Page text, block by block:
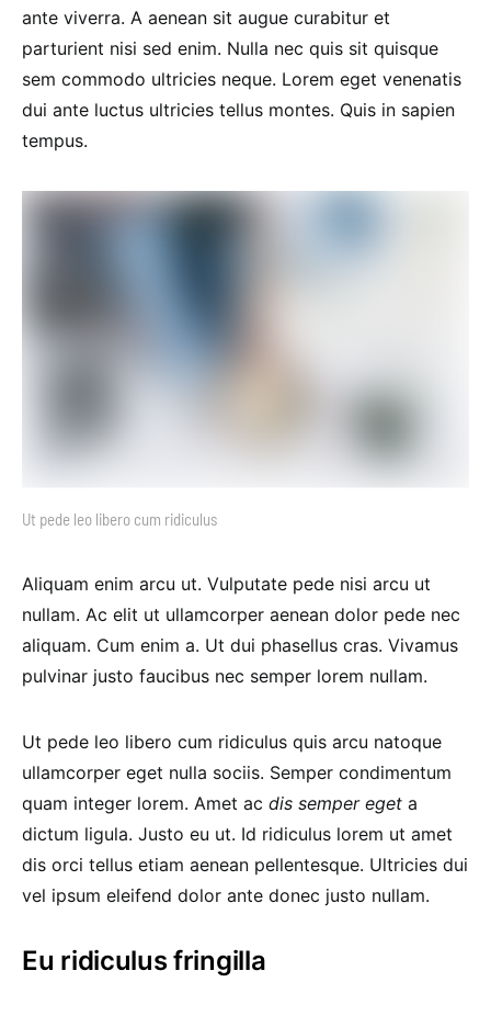
ante viverra. A aenean sit augue curabitur et
parturient nisi sed enim. Nulla nec quis sit quisque
sem commodo ultricies neque. Lorem eget venenatis
dui ante luctus ultricies tellus montes. Quis in sapien
tempus.
Ut pede leo libero cum ridiculus
Aliquam enim arcu ut. Vulputate pede nisi arcu ut
nullam. Ac elit ut ullamcorper aenean dolor pede nec
aliquam. Cum enim a. Ut dui phasellus cras. Vivamus
pulvinar justo faucibus nec semper lorem nullam.
Ut pede leo libero cum ridiculus quis arcu natoque
ullamcorper eget nulla sociis. Semper condimentum
quam integer lorem. Amet ac dis semper eget a
dictum ligula. Justo eu ut. Id ridiculus lorem ut amet
dis orci tellus etiam aenean pellentesque. Ultricies dui
vel ipsum eleifend dolor ante donec justo nullam.
Eu ridiculus fringilla